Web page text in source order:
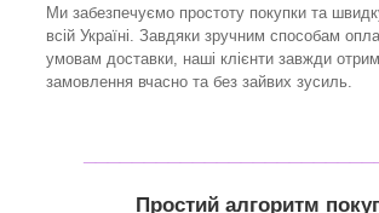
Ми забезпечуємо простоту покупки та
всій Україні. Завдяки зручним способам
умовам доставки, наші клієнти завжди
замовлення вчасно та без зайвих зусиль.
Простий алгоритм